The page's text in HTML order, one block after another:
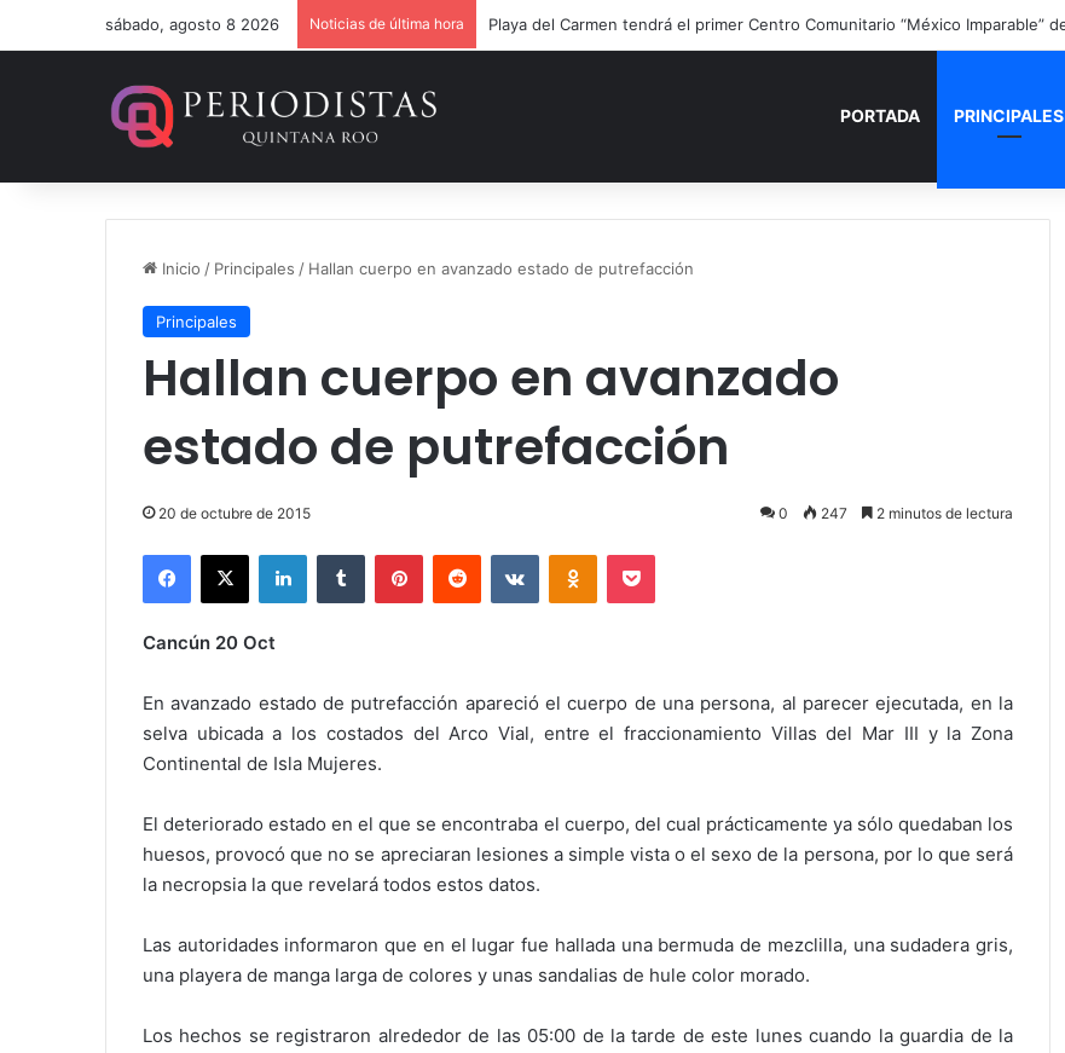
sábado, agosto 8 2026 Noticias de última hora
PORTADA PRINCIPALES
Inicio / Principales / Hallan cuerpo en avanzado estado de putrefacción
Principales
Hallan cuerpo en avanzado
estado de putrefacción
20 de octubre de 2015 0 247 2 minutos de lectura
Facebook
X LinkedInTumblr PinterestReddit VKontakteOdnoklassniki
Pocket
Cancún 20 Oct
En avanzado estado de putrefacción apareció el cuerpo de una persona, al parecer ejecutada, en la
selva ubicada a los costados del Arco Vial, entre el fraccionamiento Villas del Mar III y la Zona
Continental de Isla Mujeres.
El deteriorado estado en el que se encontraba el cuerpo, del cual prácticamente ya sólo quedaban los
huesos, provocó que no se apreciaran lesiones a simple vista o el sexo de la persona, por lo que será
la necropsia la que revelará todos estos datos.
Las autoridades informaron que en el lugar fue hallada una bermuda de mezclilla, una sudadera gris,
una playera de manga larga de colores y unas sandalias de hule color morado.
Los hechos se registraron alrededor de las 05:00 de la tarde de este lunes cuando la guardia de la